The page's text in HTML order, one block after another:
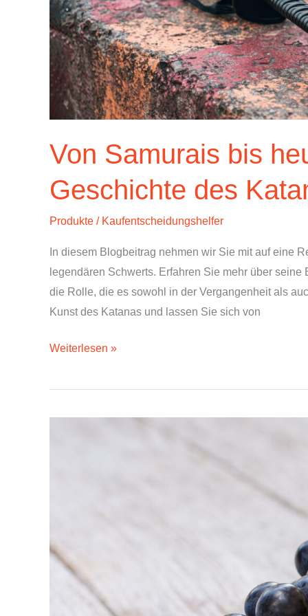
Von Samurais bis
Geschichte des
Produkte / Kaufentscheidungshelfer
In diesem Blogbeitrag nehmen wir Sie mit auf eine
legendären Schwerts. Erfahren Sie mehr über
die Rolle, die es sowohl in der Vergangenheit als
Kunst des Katanas und lassen Sie sich von
Weiterlesen »
Traubenkernextrakt
die
Hautalterung
verlangsamt